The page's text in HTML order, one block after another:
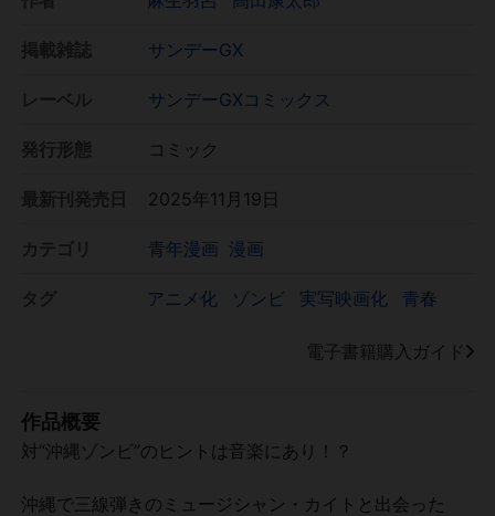
サンデーGX
サンデーGXコミックス
コミック
2025年11月19日
青年漫画 漫画
アニメ化 ゾンビ 実写映画化 青春
電子書籍購入ガイド
作品概要
対“沖縄ゾンビ”のヒントは音楽にあり！？
沖縄で三線弾きのミュージシャン・カイトと出会った